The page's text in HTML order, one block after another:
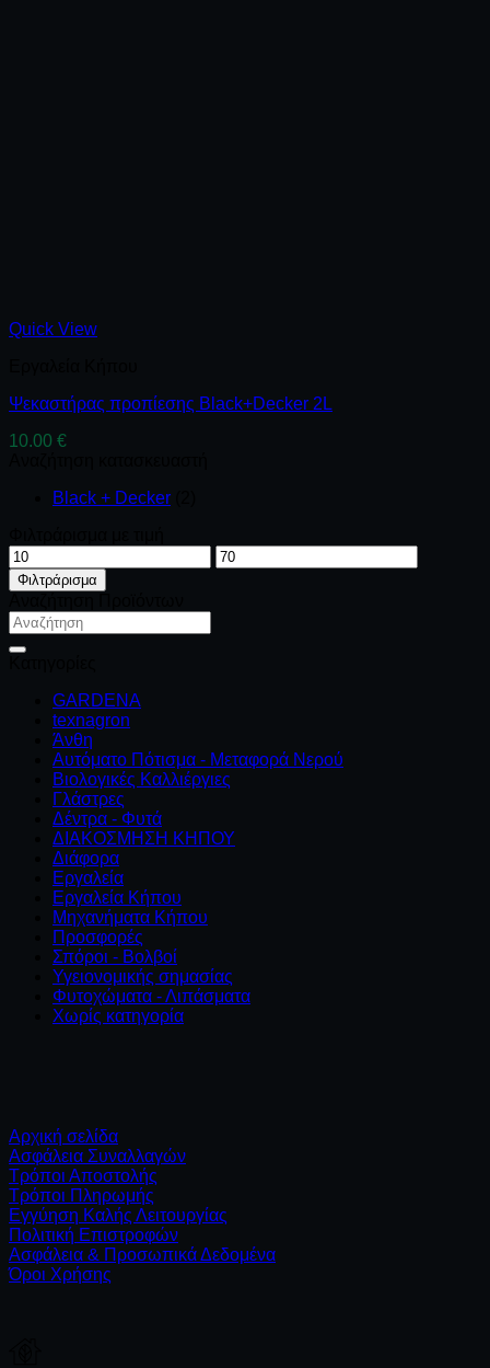
Quick View
Ψεκαστήρας προπίεσης Black+Decker 2L
10.00 €
Black + Decker
Ελάχιστη
τιμή
Μέγιστη
τιμή
Φιλτράρισμα
Αναζήτηση
για:
GARDENA
texnagron
Άνθη
Αυτόματο Πότισμα - Μεταφορά Νερού
Βιολογικές Καλλιέργιες
Γλάστρες
Δέντρα - Φυτά
ΔΙΑΚΟΣΜΗΣΗ ΚΗΠΟΥ
Διάφορα
Εργαλεία
Εργαλεία Κήπου
Μηχανήματα Κήπου
Προσφορές
Σπόροι - Βολβοί
Υγειονομικής σημασίας
Φυτοχώματα - Λιπάσματα
Χωρίς κατηγορία
Αρχική σελίδα
Ασφάλεια Συναλλαγών
Τρόποι Αποστολής
Τρόποι Πληρωμής
Εγγύηση Καλής Λειτουργίας
Πολιτική Επιστροφών
Ασφάλεια & Προσωπικά Δεδομένα
Όροι Χρήσης